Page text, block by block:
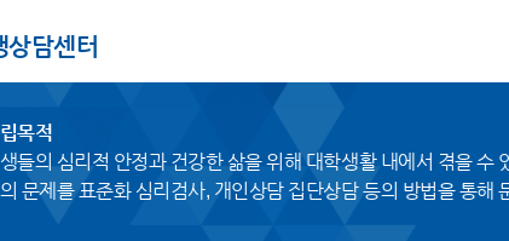
상담센터
목적
들의 심리적 안정과 건강한 삶을 위해 대학생활 내에서 겪을 수
문제를 표준화 심리검사, 개인상담 집단상담 등의 방법을 통해